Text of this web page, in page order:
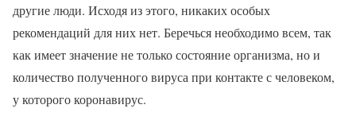
другие люди. Исходя из этого, никаких особых
рекомендаций для них нет. Беречься необходимо всем, так
как имеет значение не только состояние организма, но и
количество полученного вируса при контакте с человеком,
у которого коронавирус.